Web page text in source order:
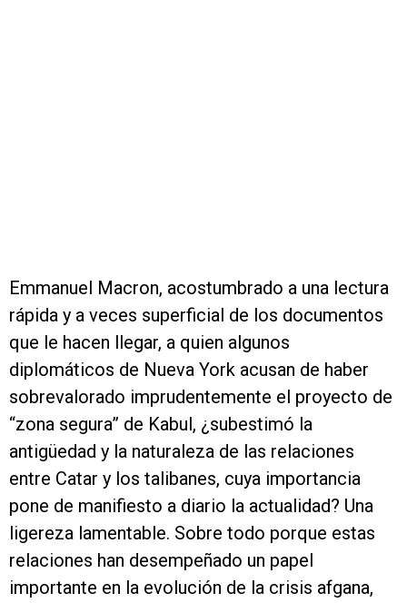
Emmanuel Macron, acostumbrado a una lectura
rápida y a veces superficial de los documentos
que le hacen llegar, a quien algunos
diplomáticos de Nueva York acusan de haber
sobrevalorado imprudentemente el proyecto de
“zona segura” de Kabul, ¿subestimó la
antigüedad y la naturaleza de las relaciones
entre Catar y los talibanes, cuya importancia
pone de manifiesto a diario la actualidad? Una
ligereza lamentable. Sobre todo porque estas
relaciones han desempeñado un papel
importante en la evolución de la crisis afgana,